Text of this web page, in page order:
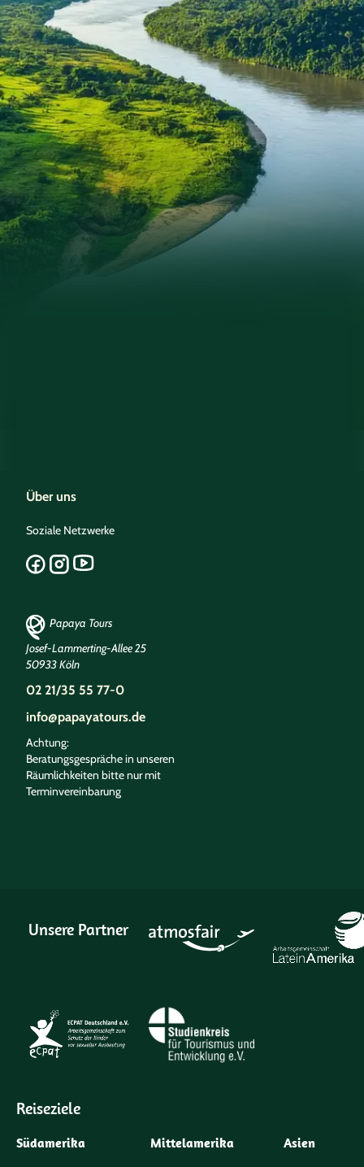
Über uns
Soziale Netzwerke
Papaya Tours
Josef-Lammerting-Allee 25
50933 Köln
02 21/35 55 77-0
info@papayatours.de
Achtung:
Beratungsgespräche in unseren
Räumlichkeiten bitte nur mit
Terminvereinbarung
Unsere Partner
Reiseziele
Südamerika Mittelamerika Asien